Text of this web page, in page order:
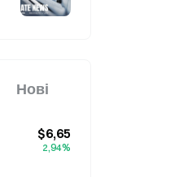
Нові
$6,65
2,94%